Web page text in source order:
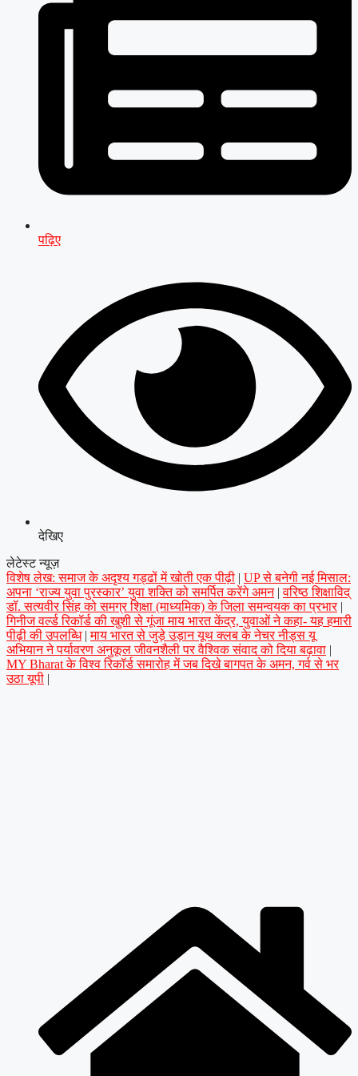
पढ़िए
देखिए
लेटेस्ट न्यूज़
विशेष लेख: समाज के अदृश्य गड्ढों में खोती एक पीढ़ी | UP से बनेगी नई मिसाल:
अपना ‘राज्य युवा पुरस्कार’ युवा शक्ति को समर्पित करेंगे अमन | वरिष्ठ शिक्षाविद्
डॉ. सत्यवीर सिंह को समग्र शिक्षा (माध्यमिक) के जिला समन्वयक का प्रभार |
गिनीज वर्ल्ड रिकॉर्ड की खुशी से गूंजा माय भारत केंद्र, युवाओं ने कहा- यह हमारी
पीढ़ी की उपलब्धि | माय भारत से जुड़े उड़ान यूथ क्लब के नेचर नीड्स यू
अभियान ने पर्यावरण अनुकूल जीवनशैली पर वैश्विक संवाद को दिया बढ़ावा |
MY Bharat के विश्व रिकॉर्ड समारोह में जब दिखे बागपत के अमन, गर्व से भर
उठा यूपी |